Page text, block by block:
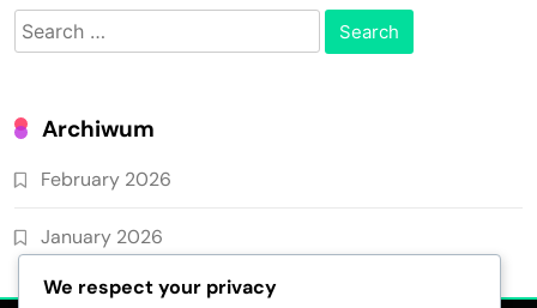
Search
for:
Archiwum
February 2026
January 2026
We respect your privacy